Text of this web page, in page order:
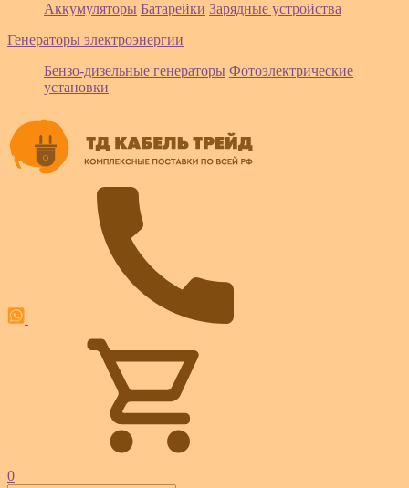
Аккумуляторы Батарейки Зарядные устройства
Генераторы электроэнергии
Бензо-дизельные генераторы Фотоэлектрические
установки
0